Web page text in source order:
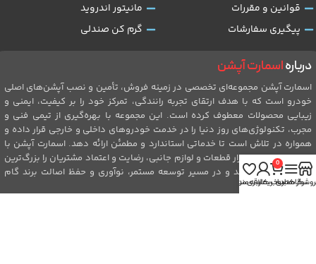
دربارهاسمارت آپشن
اسمارت آپشن مجموعه‌ای تخصصی در زمینه فروش، تأمین و نصب آپشن‌های اصلی
خودرو است که با هدف ارتقای تجربه رانندگی، تمرکز خود را بر کیفیت، ایمنی و
زیبایی محصولات معطوف کرده است. این مجموعه با بهره‌گیری از تیمی فنی و
مجرب، تکنولوژی‌های روز دنیا را در خدمت خودروهای داخلی و خارجی قرار داده و
همواره در تلاش است تا خدماتی استاندارد و مطمئن ارائه دهد. اسمارت آپشن با
سال‌ها تجربه در بازار قطعات و لوازم جانبی، رضایت و اعتماد مشتریان را بزرگ‌ترین
سرمایه خود می‌داند و در مسیر توسعه مستمر، نوآوری و حفظ اصالت برند گام
برمی‌دارد.
قوانین و مقررات
پیگیری سفارشات
مانیتور اندروید
گرم کن صندلی
نوار کناری
0
سبد خرید
حساب کاربری من
علاقه مندی